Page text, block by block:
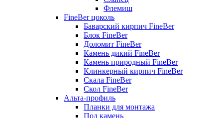
Флемиш
FineBer цоколь
Баварский кирпич FineBer
Блок FineBer
Доломит FineBer
Камень дикий FineBer
Камень природный FineBer
Клинкерный кирпич FineBer
Скала FineBer
Скол FineBer
Альта-профиль
Планки для монтажа
Под камень